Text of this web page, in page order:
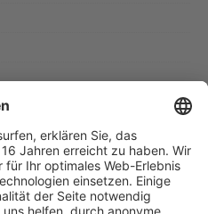
FEINSCHMECKER ITALIEN
RAD UND SCHIFF